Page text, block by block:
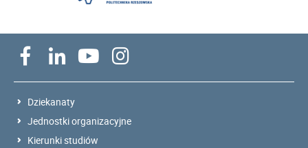
Dziekanaty
Jednostki organizacyjne
Kierunki studiów